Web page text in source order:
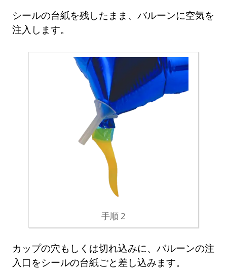
シールの台紙を残したまま、バルーンに空気を
注入します。
手順 2
カップの穴もしくは切れ込みに、バルーンの注
入口をシールの台紙ごと差し込みます。